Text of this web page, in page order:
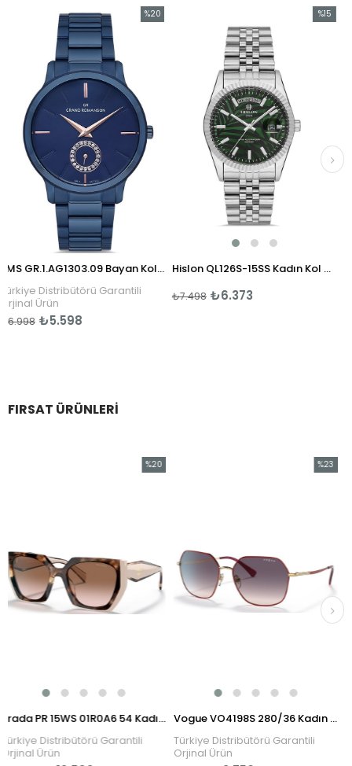
RMS GR.1.AG1303.09 Bayan Kol Saati
Garantili
%20
İndirim
%20İndirim
Hislon QL126S-15SS Kadın Kol Saati
₺6.373
₺7.498
İndirim
%15İndirim
FIRSAT ÜRÜNLERI
Prada PR 15WS 01R0A6 54 Kadın Güneş Gözlüğü
Garantili
Vogue VO4198S 280/36 Kadın Güneş Gözlüğü
Türkiye Distribütörü Garantili
Orjinal Ürün
Türkiye